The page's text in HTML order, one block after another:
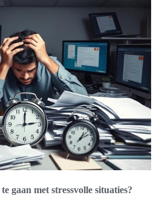
gaan met stressvolle situaties?